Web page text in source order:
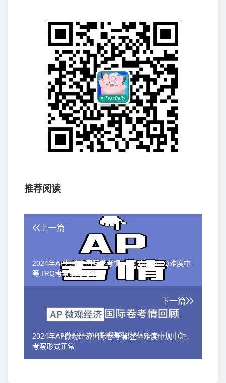
推荐阅读
上一篇
2024年AP艺术史国际卷考情:考题分散,MCQ难度中
等,FRQ考察较为刁钻
下一篇
2024年AP微观经济国际卷考情:整体难度中规中矩,
考察形式正常